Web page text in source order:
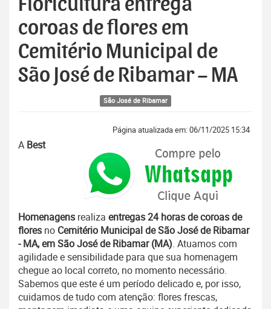
Floricultura entrega
coroas de flores em
Cemitério Municipal de
São José de Ribamar – MA
São José de Ribamar
Página atualizada em: 06/11/2025 15:34
A Best
Homenagens realiza entregas 24 horas de coroas de
flores no Cemitério Municipal de São José de Ribamar
- MA, em São José de Ribamar (MA). Atuamos com
agilidade e sensibilidade para que sua homenagem
chegue ao local correto, no momento necessário.
Sabemos que este é um período delicado e, por isso,
cuidamos de tudo com atenção: flores frescas,